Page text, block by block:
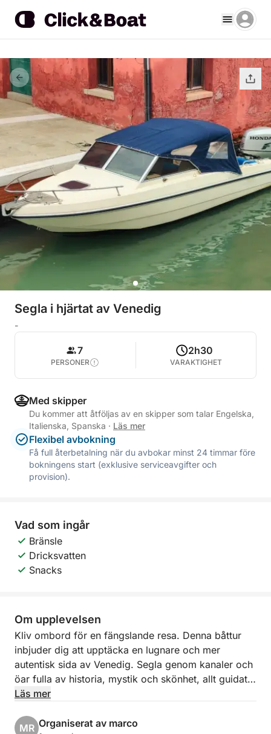
Segla i hjärtat av Venedig
-
7
PERSONER
2h30
VARAKTIGHET
Med skipper
Du kommer att åtföljas av en skipper som talar Engelska,
Italienska, Spanska · Läs mer
Flexibel avbokning
Få full återbetalning när du avbokar minst 24 timmar före
bokningens start (exklusive serviceavgifter och
provision).
Vad som ingår
Bränsle
Dricksvatten
Snacks
Om upplevelsen
Kliv ombord för en fängslande resa. Denna båttur
inbjuder dig att upptäcka en lugnare och mer
autentisk sida av Venedig. Segla genom kanaler och
öar fulla av historia, mystik och skönhet, allt guidat
av en passionerad lokalbefolkning som känner till
Läs mer
MR Organiserat av marco